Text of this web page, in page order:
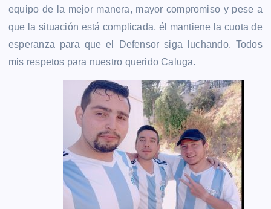
equipo de la mejor manera, mayor compromiso y pese a
que la situación está complicada, él mantiene la cuota de
esperanza para que el Defensor siga luchando. Todos
mis respetos para nuestro querido Caluga.